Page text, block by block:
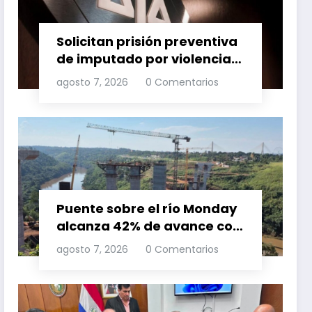
Solicitan prisión preventiva
de imputado por violencia
familia
agosto 7, 2026 0 Comentarios
Puente sobre el río Monday
alcanza 42% de avance con
trabajos continuos
agosto 7, 2026 0 Comentarios